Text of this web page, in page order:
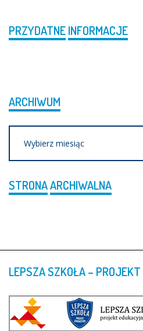
PRZYDATNEINFORMACJE
ARCHIWUM
STRONAARCHIWALNA
LEPSZASZKOŁA– PROJEKT